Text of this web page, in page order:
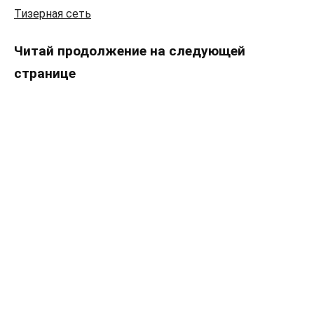
Тизерная сеть
Читай продолжение на следующей
странице